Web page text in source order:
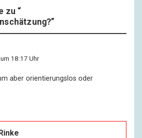
zu “
”
18:17 Uhr
aber orientierungslos oder